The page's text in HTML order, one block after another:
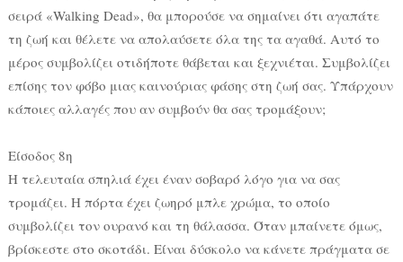
σειρά «Walking Dead», θα μπορούσε να σημαίνει ότι αγαπάτε
τη ζωή και θέλετε να απολαύσετε όλα της τα αγαθά. Αυτό το
μέρος συμβολίζει οτιδήποτε θάβεται και ξεχνιέται. Συμβολίζει
επίσης τον φόβο μιας καινούριας φάσης στη ζωή σας. Υπάρχουν
κάποιες αλλαγές που αν συμβούν θα σας τρομάξουν;
Είσοδος 8η
Η τελευταία σπηλιά έχει έναν σοβαρό λόγο για να σας
τρομάζει. Η πόρτα έχει ζωηρό μπλε χρώμα, το οποίο
συμβολίζει τον ουρανό και τη θάλασσα. Όταν μπαίνετε όμως,
βρίσκεστε στο σκοτάδι. Είναι δύσκολο να κάνετε πράγματα σε